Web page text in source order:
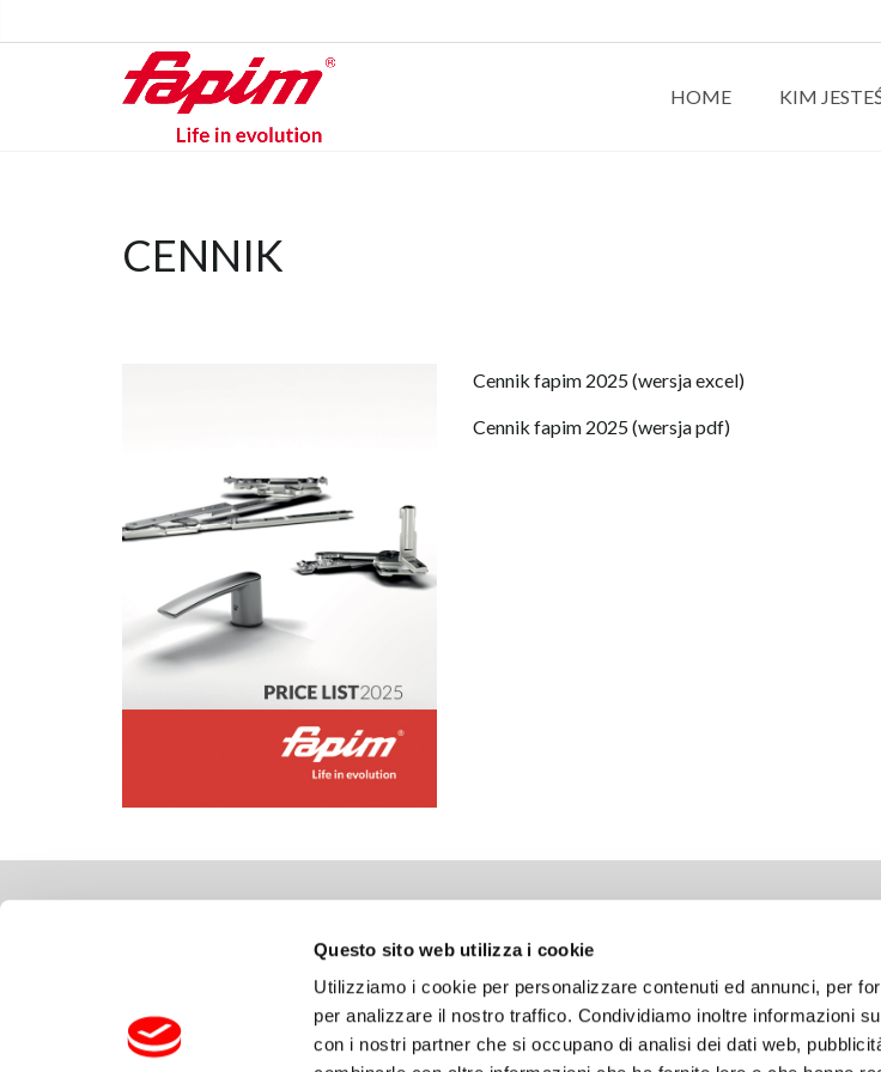
Questo sito web utilizza i cookie
Utilizziamo i cookie per personalizzare contenuti ed annunci, per
per analizzare il nostro traffico. Condividiamo inoltre informazioni
con i nostri partner che si occupano di analisi dei dati web,
HOME KIM
CENNIK
Cennik fapim 2025 (wersja excel)
Cennik fapim 2025 (wersja pdf)
T. +39 0583 2601 F. +39 0583 25291
fapimspa@legalmail.it
Prywatność